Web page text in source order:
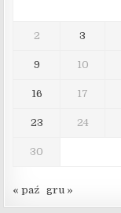
2 3
9 10
16 17
23 24
30
« paź gru »